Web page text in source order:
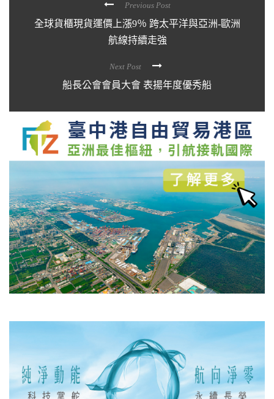
Previous Post
全球貨櫃現貨運價上漲9％ 跨太平洋與亞洲-歐洲
航線持續走強
Next Post
船長公會會員大會 表揚年度優秀船